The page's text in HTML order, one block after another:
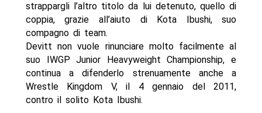
strappargli l’altro titolo da lui detenuto, quello di
coppia, grazie all’aiuto di Kota Ibushi, suo
compagno di team.
Devitt non vuole rinunciare molto facilmente al
suo IWGP Junior Heavyweight Championship, e
continua a difenderlo strenuamente anche a
Wrestle Kingdom V, il 4 gennaio del 2011,
contro il solito Kota Ibushi.